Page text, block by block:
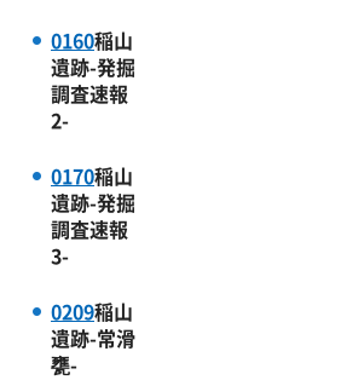
0160稲山
遺跡-発掘
調査速報
2-
0170稲山
遺跡-発掘
調査速報
3-
0209稲山
遺跡-常滑
甕-